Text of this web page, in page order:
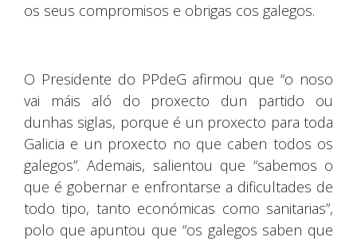
os seus compromisos e obrigas cos galegos.
O Presidente do PPdeG afirmou que “o noso
vai máis aló do proxecto dun partido ou
dunhas siglas, porque é un proxecto para toda
Galicia e un proxecto no que caben todos os
galegos”. Ademais, salientou que “sabemos o
que é gobernar e enfrontarse a dificultades de
todo tipo, tanto económicas como sanitarias”,
polo que apuntou que “os galegos saben que